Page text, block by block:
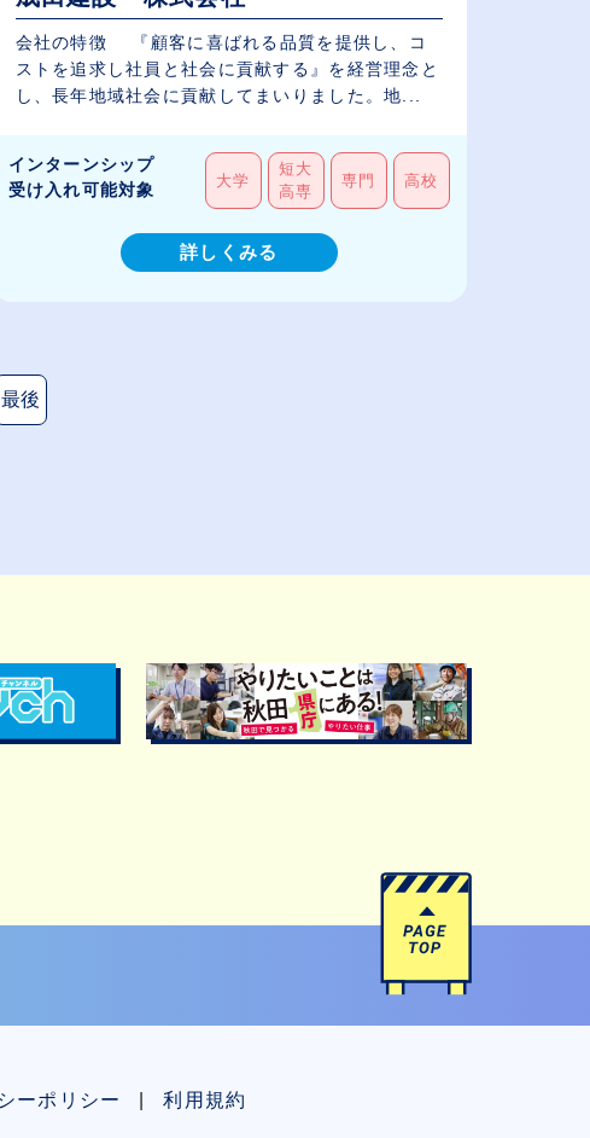
会社の特徴 『顧客に喜ばれる品質を提供し、コ
ストを追求し社員と社会に貢献する』を経営理念と
し、長年地域社会に貢献してまいりました。地...
インターンシップ
受け入れ可能対象
大学
短大
高専
専門 高校
詳しくみる
最後
ーポリシー 利用規約